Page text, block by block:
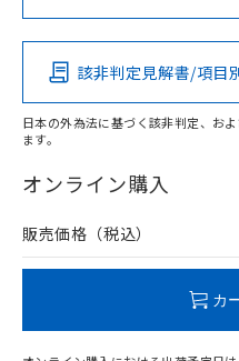
Pb Hg
O
在庫等で未対応品が混在す
問い合わせください。
この製
その他の認証はこ
該非判定見解書/項目
日本の外為法に基づく該非判定、お
ます。
オンライン購入
販売価格（税込）
カ